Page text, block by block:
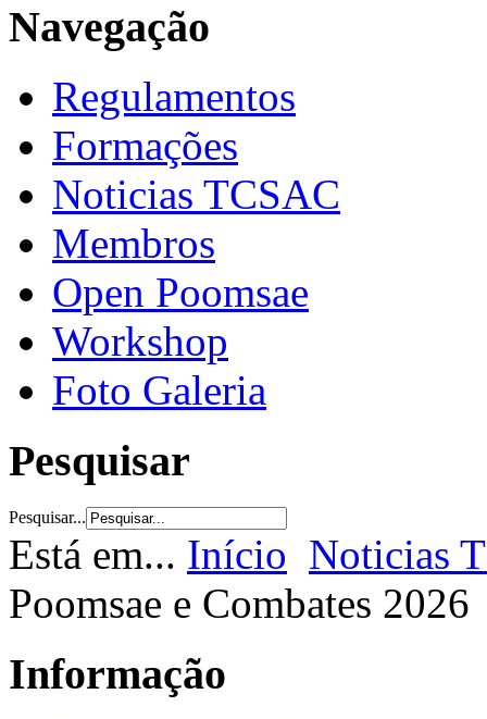
Navegação
Regulamentos
Formações
Noticias TCSAC
Membros
Open Poomsae
Workshop
Foto Galeria
Pesquisar
Pesquisar...
Está em... Início Noticias
Poomsae e Combates 2026
Informação